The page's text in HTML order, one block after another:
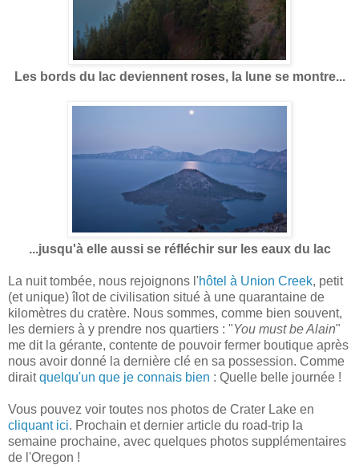
Les bords du lac deviennent roses, la lune se montre...
...jusqu'à elle aussi se réfléchir sur les eaux du lac
La nuit tombée, nous rejoignons l'hôtel à Union Creek, petit
(et unique) îlot de civilisation situé à une quarantaine de
kilomètres du cratère. Nous sommes, comme bien souvent,
les derniers à y prendre nos quartiers : "You must be Alain"
me dit la gérante, contente de pouvoir fermer boutique après
nous avoir donné la dernière clé en sa possession. Comme
diraitquelqu'un que je connais bien : Quelle belle journée !
Vous pouvez voir toutes nos photos de Crater Lake en
cliquant ici. Prochain et dernier article du road-trip la
semaine prochaine, avec quelques photos supplémentaires
de l'Oregon !